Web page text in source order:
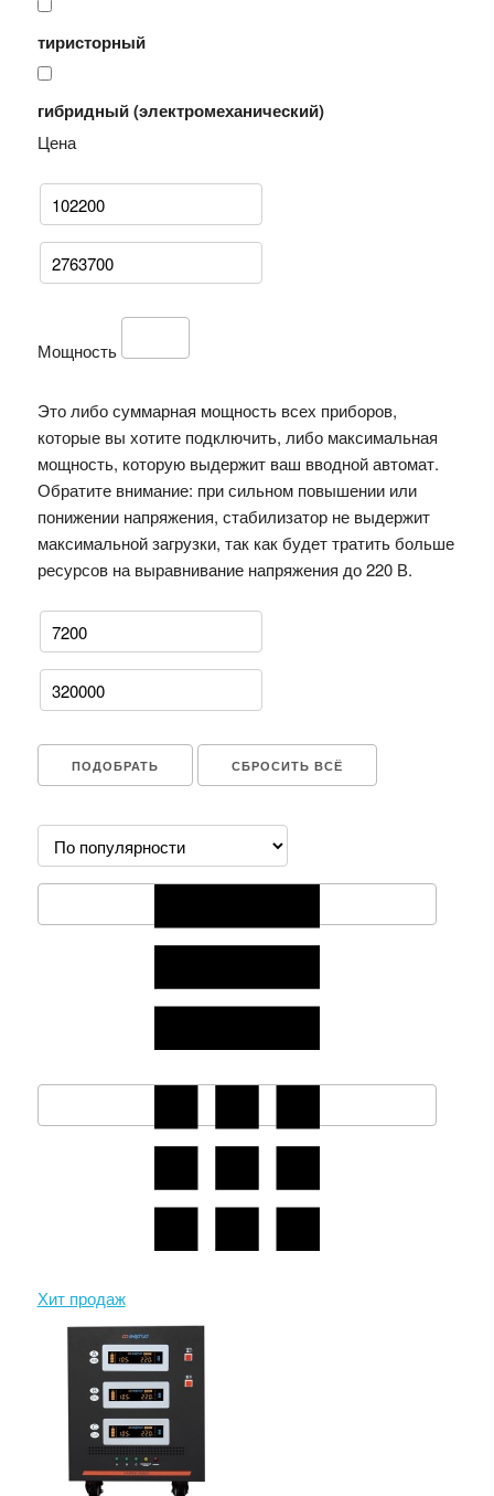
тиристорный
гибридный (электромеханический)
Цена
Мощность
Это либо суммарная мощность всех приборов,
которые вы хотите подключить, либо максимальная
мощность, которую выдержит ваш вводной автомат.
Обратите внимание: при сильном повышении или
понижении напряжения, стабилизатор не выдержит
максимальной загрузки, так как будет тратить больше
ресурсов на выравнивание напряжения до 220 В.
ПОДОБРАТЬ СБРОСИТЬ ВСЁ
Хит продаж